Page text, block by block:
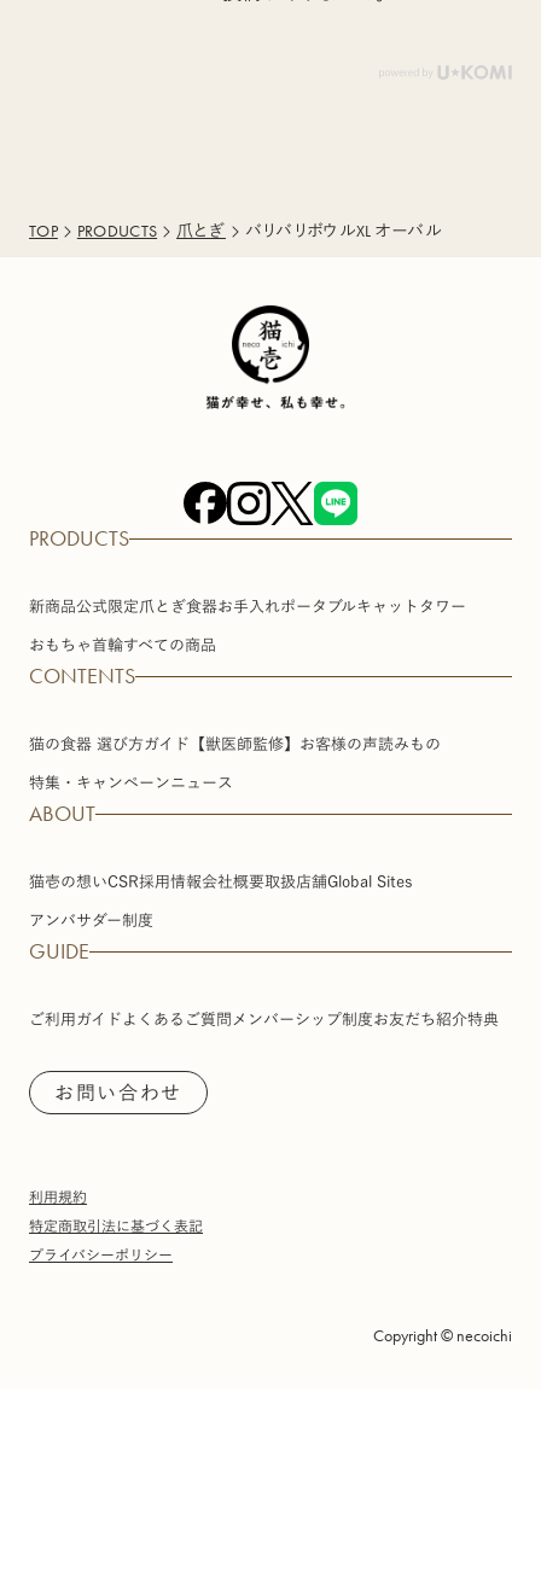
TOP PRODUCTS 爪とぎ バリバリボウルXL オーバル
PRODUCTS
新商品公式限定爪とぎ食器お手入れポータブル キャットタワー
おもちゃ首輪すべての商品
CONTENTS
猫の食器 選び方ガイド【獣医師監修】 お客様の声読みもの
特集・キャンペーンニュース
ABOUT
猫壱の想いCSR採用情報会社概要取扱店舗Global Sites
アンバサダー制度
GUIDE
ご利用ガイド よくあるご質問 メンバーシップ制度お友だち紹介特典
お問い合わせ
利用規約
特定商取引法に基づく表記
プライバシーポリシー
Copyright © necoichi